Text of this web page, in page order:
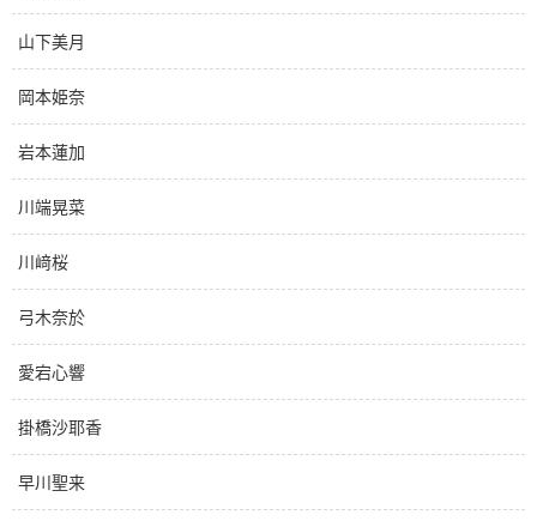
山下美月
岡本姫奈
岩本蓮加
川端晃菜
川﨑桜
弓木奈於
愛宕心響
掛橋沙耶香
早川聖来